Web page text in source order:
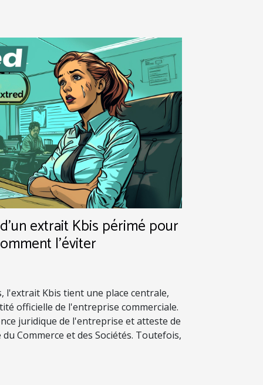
extrait Kbis périmé pour
l'éviter
l'extrait Kbis tient une place centrale,
officielle de l'entreprise commerciale.
juridique de l'entreprise et atteste de
Commerce et des Sociétés. Toutefois,